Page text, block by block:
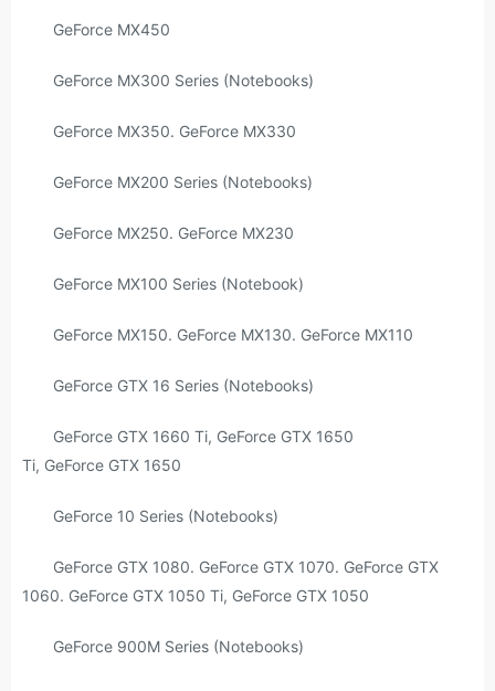
GeForce MX450
GeForce MX300 Series (Notebooks)
GeForce MX350. GeForce MX330
GeForce MX200 Series (Notebooks)
GeForce MX250. GeForce MX230
GeForce MX100 Series (Notebook)
GeForce MX150. GeForce MX130. GeForce MX110
GeForce GTX 16 Series (Notebooks)
GeForce GTX 1660 Ti, GeForce GTX 1650
Ti, GeForce GTX 1650
GeForce 10 Series (Notebooks)
GeForce GTX 1080. GeForce GTX 1070. GeForce GTX
1060. GeForce GTX 1050 Ti, GeForce GTX 1050
GeForce 900M Series (Notebooks)